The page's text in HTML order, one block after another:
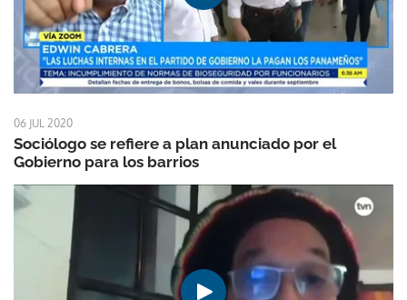
06 JUL 2020
Sociólogo se refiere a plan anunciado por el
Gobierno para los barrios